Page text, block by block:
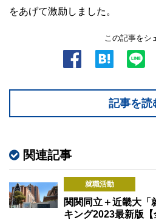
をあげて激励しました。
この記事をシ
記事を読
関連記事
就職活動
関関同立＋近畿大「
キング2023最新版【